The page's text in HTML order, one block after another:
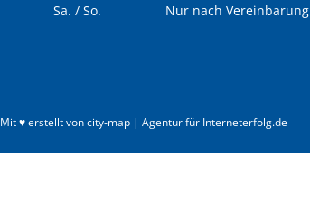
Sa. / So.
Nur nach Vereinbarung
Mit ♥ erstellt von city-map | Agentur für Interneterfolg.de